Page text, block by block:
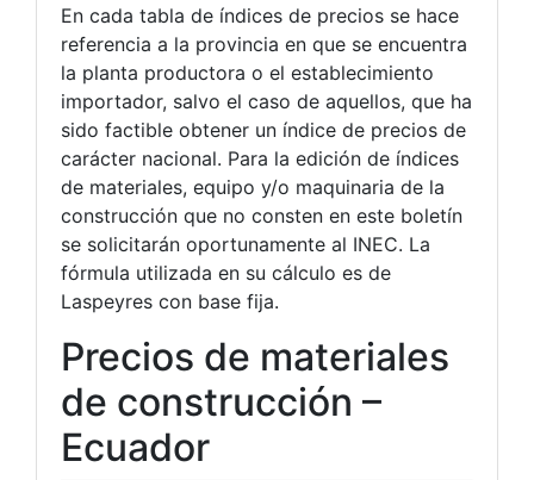
En cada tabla de índices de precios se hace
referencia a la provincia en que se encuentra
la planta productora o el establecimiento
importador, salvo el caso de aquellos, que ha
sido factible obtener un índice de precios de
carácter nacional. Para la edición de índices
de materiales, equipo y/o maquinaria de la
construcción que no consten en este boletín
se solicitarán oportunamente al INEC. La
fórmula utilizada en su cálculo es de
Laspeyres con base fija.
Precios de materiales
de construcción –
Ecuador